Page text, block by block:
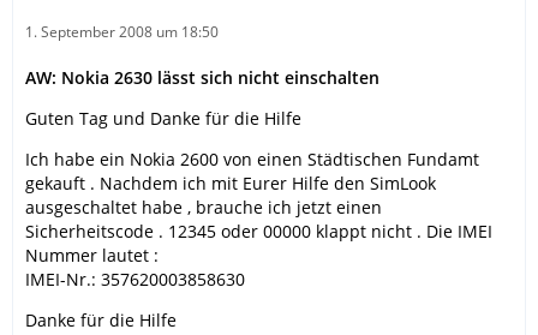
1. September 2008 um 18:50
AW: Nokia 2630 lässt sich nicht einschalten
Guten Tag und Danke für die Hilfe
Ich habe ein Nokia 2600 von einen Städtischen Fundamt
gekauft . Nachdem ich mit Eurer Hilfe den SimLook
ausgeschaltet habe , brauche ich jetzt einen
Sicherheitscode . 12345 oder 00000 klappt nicht . Die IMEI
Nummer lautet :
IMEI-Nr.: 357620003858630
Danke für die Hilfe